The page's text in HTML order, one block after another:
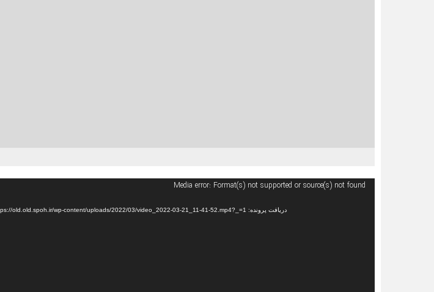
Media error: Format(s) not supported or source(s) not found
دریافت پرونده: https://old.old.spoh.ir/wp-content/uploads/2022/03/video_2022-03-21_11-41-52.mp4?_=1